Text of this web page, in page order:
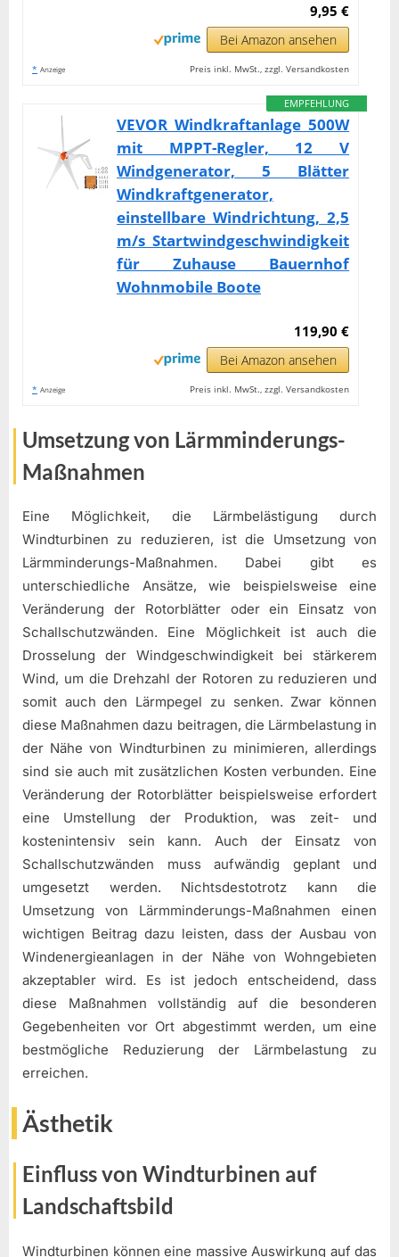
9,95 €
Bei Amazon ansehen
* Anzeige Preis inkl. MwSt., zzgl. Versandkosten
EMPFEHLUNG
VEVOR Windkraftanlage 500W
mit MPPT-Regler, 12 V
Windgenerator, 5 Blätter
Windkraftgenerator,
einstellbare Windrichtung, 2,5
m/s Startwindgeschwindigkeit
für Zuhause Bauernhof
Wohnmobile Boote
119,90 €
Bei Amazon ansehen
* Anzeige Preis inkl. MwSt., zzgl. Versandkosten
Umsetzung von Lärmminderungs-
Maßnahmen
Eine Möglichkeit, die Lärmbelästigung durch
Windturbinen zu reduzieren, ist die Umsetzung von
Lärmminderungs-Maßnahmen. Dabei gibt es
unterschiedliche Ansätze, wie beispielsweise eine
Veränderung der Rotorblätter oder ein Einsatz von
Schallschutzwänden. Eine Möglichkeit ist auch die
Drosselung der Windgeschwindigkeit bei stärkerem
Wind, um die Drehzahl der Rotoren zu reduzieren und
somit auch den Lärmpegel zu senken. Zwar können
diese Maßnahmen dazu beitragen, die Lärmbelastung in
der Nähe von Windturbinen zu minimieren, allerdings
sind sie auch mit zusätzlichen Kosten verbunden. Eine
Veränderung der Rotorblätter beispielsweise erfordert
eine Umstellung der Produktion, was zeit- und
kostenintensiv sein kann. Auch der Einsatz von
Schallschutzwänden muss aufwändig geplant und
umgesetzt werden. Nichtsdestotrotz kann die
Umsetzung von Lärmminderungs-Maßnahmen einen
wichtigen Beitrag dazu leisten, dass der Ausbau von
Windenergieanlagen in der Nähe von Wohngebieten
akzeptabler wird. Es ist jedoch entscheidend, dass
diese Maßnahmen vollständig auf die besonderen
Gegebenheiten vor Ort abgestimmt werden, um eine
bestmögliche Reduzierung der Lärmbelastung zu
erreichen.
Ästhetik
Einfluss von Windturbinen auf
Landschaftsbild
Windturbinen können eine massive Auswirkung auf das